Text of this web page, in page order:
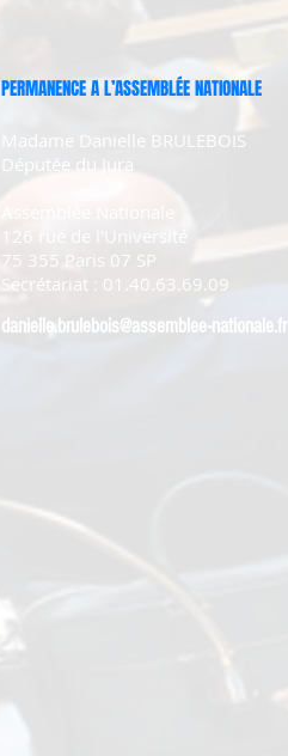
PERMANENCE A L’ASSEMBLÉE NATIONALE
Madame Danielle BRULEBOIS
Députée du Jura
126 rue de l'Université
75 355 Paris 07 SP
Secrétariat : 01.40.63.69.09
danielle.brulebois@assemblee-nationale.fr